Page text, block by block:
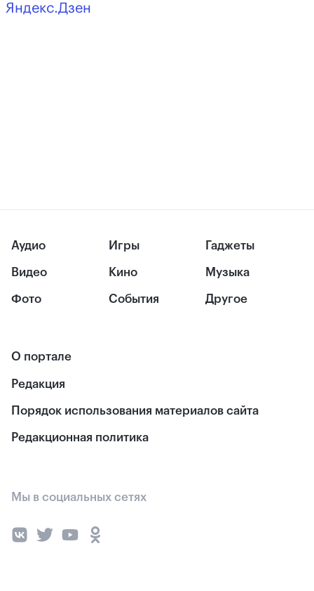
Яндекс.Дзен
Аудио
Видео
Фото
Игры
Кино
События
Гаджеты
Музыка
Другое
О портале
Редакция
Порядок использования материалов сайта
Редакционная политика
Мы в социальных сетях